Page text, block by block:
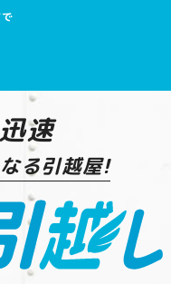
速
る引越屋!